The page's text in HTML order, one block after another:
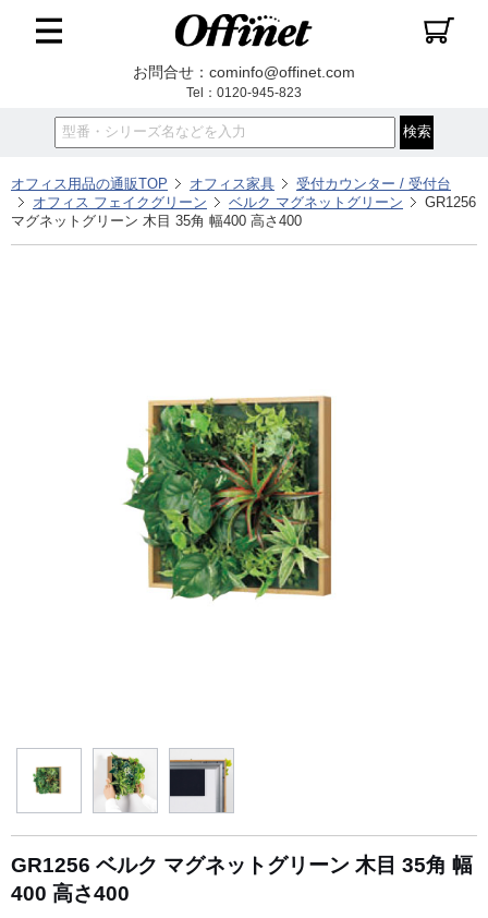
お問合せ：cominfo@offinet.com
Tel：0120-945-823
オフィス用品の通販TOP オフィス家具
受付カウンター / 受付台
オフィス フェイクグリーン
ベルク マグネットグリーン
GR1256
マグネットグリーン 木目 35角 幅400 高さ400
GR1256 ベルク マグネットグリーン 木目 35角 幅
400 高さ400